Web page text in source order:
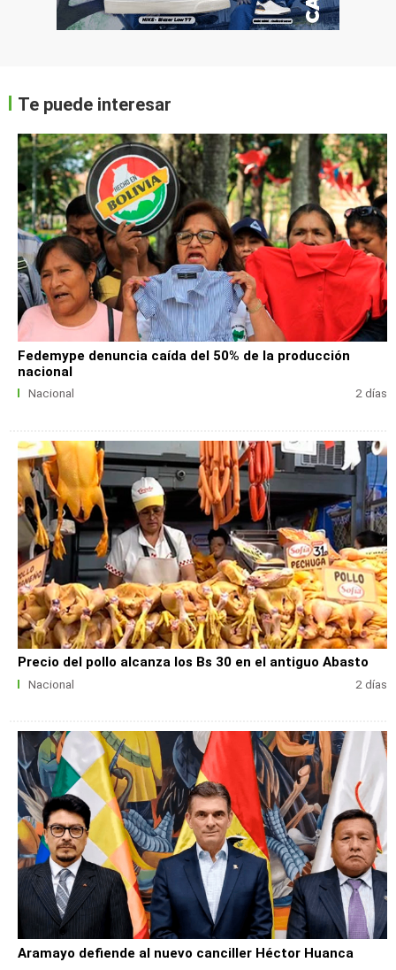
Te puede interesar
Fedemype denuncia caída del 50% de la producción
nacional
Nacional 2 días
Precio del pollo alcanza los Bs 30 en el antiguo Abasto
Nacional 2 días
Aramayo defiende al nuevo canciller Héctor Huanca